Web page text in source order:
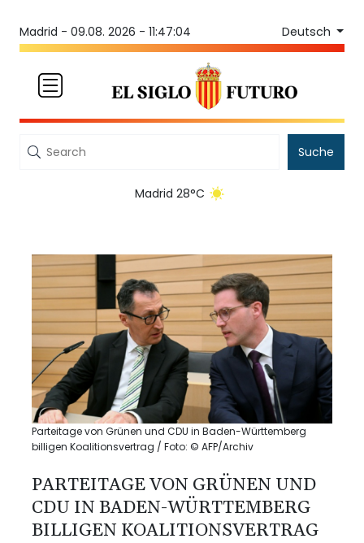
Madrid - 09.08. 2026 - 11:47:04 Deutsch
Suche
Madrid 28°C
Parteitage von Grünen und CDU in Baden-Württemberg
billigen Koalitionsvertrag / Foto: © AFP/Archiv
PARTEITAGE VON GRÜNEN UND
CDU IN BADEN-WÜRTTEMBERG
BILLIGEN KOALITIONSVERTRAG